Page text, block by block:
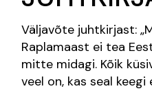
Väljavõte juhtkirjast:
Raplamaast ei tea
mitte midagi. Kõik
veel on, kas seal keegi